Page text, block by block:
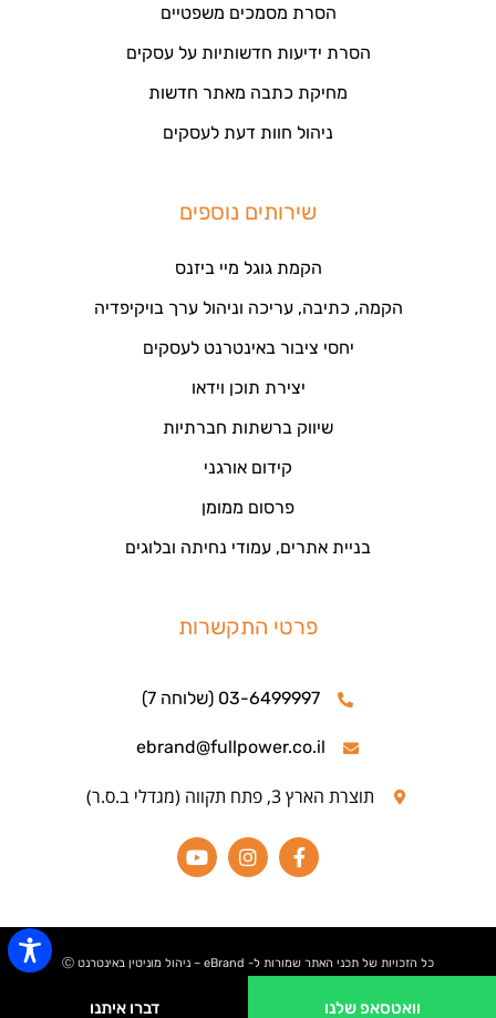
וואטסאפ שלנו דברו איתנו
הסרת מסמכים משפטיים
הסרת ידיעות חדשותיות על עסקים
מחיקת כתבה מאתר חדשות
ניהול חוות דעת לעסקים
שירותים נוספים
הקמת גוגל מיי ביזנס
הקמה, כתיבה, עריכה וניהול ערך בויקיפדיה
יחסי ציבור באינטרנט לעסקים
יצירת תוכן וידאו
שיווק ברשתות חברתיות
קידום אורגני
פרסום ממומן
בניית אתרים, עמודי נחיתה ובלוגים
פרטי התקשרות
03-6499997 (שלוחה 7)
ebrand@fullpower.co.il
תוצרת הארץ 3, פתח תקווה (מגדלי ב.ס.ר)
כל הזכויות של תכני האתר שמורות ל- eBrand – ניהול מוניטין באינטרנט Ⓒ